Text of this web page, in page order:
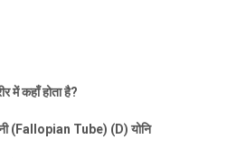
में कहाँ होता है?
(Fallopian Tube) (D)योनि